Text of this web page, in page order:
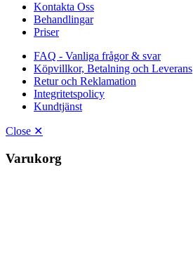
Kontakta Oss
Behandlingar
Priser
FAQ - Vanliga frågor & svar
Köpvillkor, Betalning och Leverans
Retur och Reklamation
Integritetspolicy
Kundtjänst
Close ✕
Varukorg